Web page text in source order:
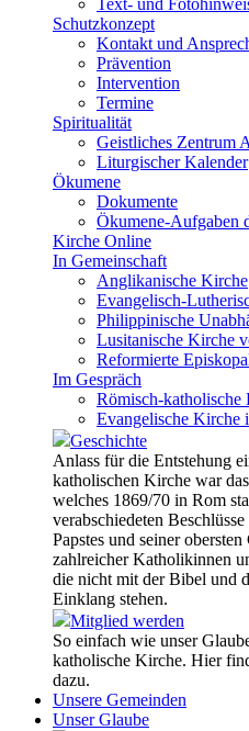
Text- und
Schutzkonzept
Kontakt und
Prävention
Intervention
Termine
Spiritualität
Geistliches Zentrum
Liturgischer Kalender
Ökumene
Dokumente
Ökumene-Aufgaben
Kirche Online
In Gemeinschaft
Anglikanische Kirche
Evangelisch-
Philippinische
Lusitanische Kirche
Reformierte
Im Gespräch
Römisch-katholische
Evangelische Kirche
Geschichte
Anlass für die Entstehung
katholischen Kirche war
welches 1869/70 in Rom
verabschiedeten
Papstes und seiner
zahlreicher Katholikinnen
die nicht mit der Bibel und
Einklang stehen.
Mitglied werden
So einfach wie unser
katholische Kirche. Hier
dazu.
Unsere Gemeinden
Unser Glaube